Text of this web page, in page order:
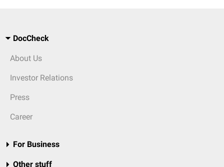
DocCheck
About Us
Investor Relations
Press
Career
For Business
Other stuff